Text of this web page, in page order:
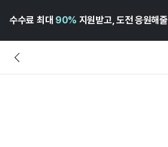
수수료 최대 90% 지원받고, 도전 응원해줄